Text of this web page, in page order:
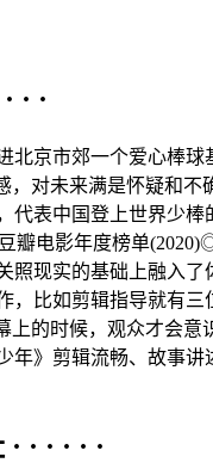
· ·
北京市郊一个爱心棒
，对未来满是怀疑和
代表中国登上世界少
瓣电影年度榜单
照现实的基础上融入
，比如剪辑指导就有
上的时候，观众才会
》剪辑流畅、故事讲
· · · ·